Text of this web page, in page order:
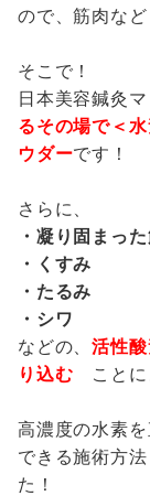
ので、筋肉など
そこで！
日本美容鍼灸
るその場で＜
ウダーです！
さらに、
・凝り固まっ
・くすみ
・たるみ
・シワ
などの、活性
り込む
ことに
高濃度の水素
できる施術方
た！